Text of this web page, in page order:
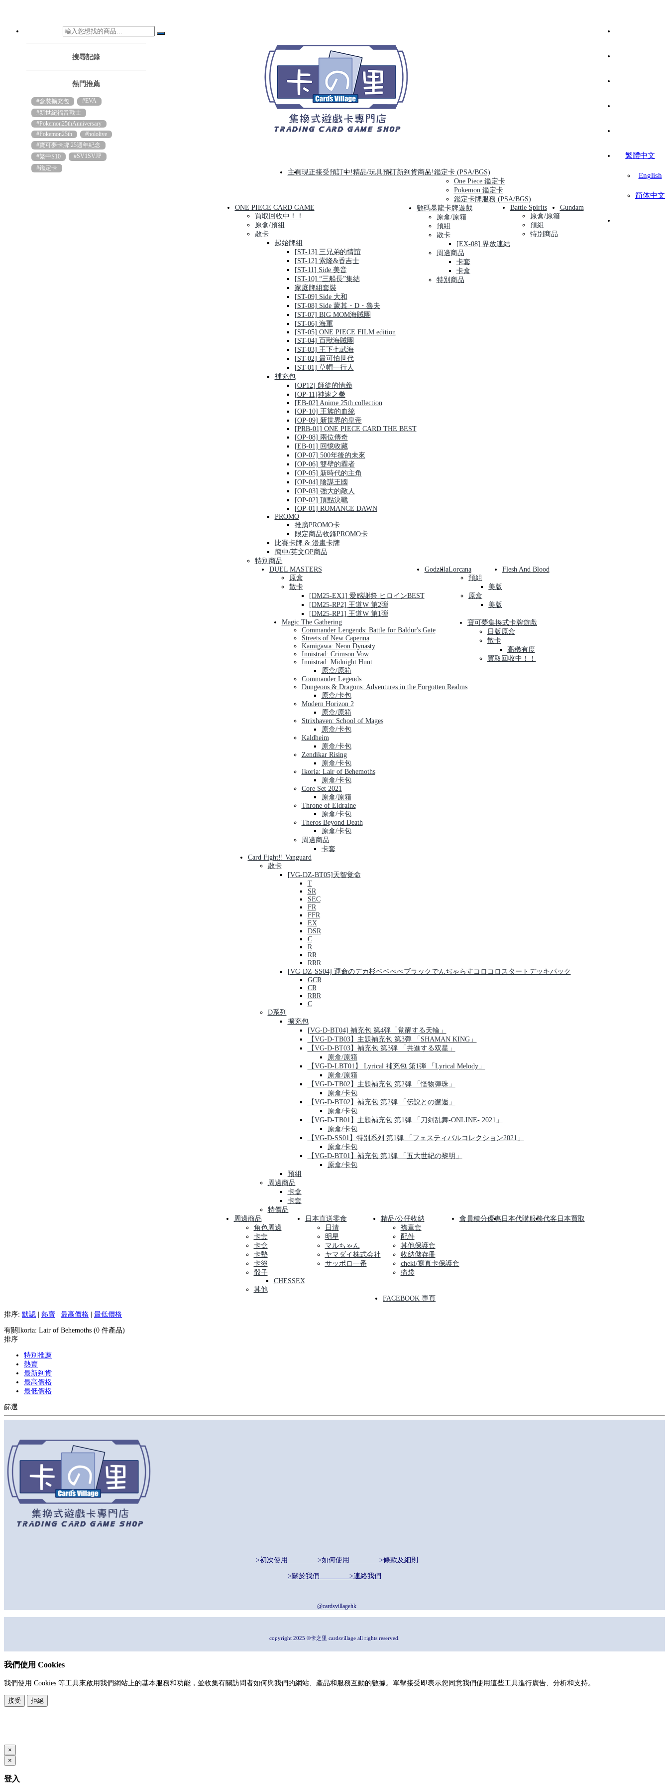
搜尋記錄
熱門推薦
#盒裝擴充包
#EVA
#新世紀福音戰士
#Pokemon25thAnniversary
#Pokemon25th
#hololive
#寶可夢卡牌 25週年紀念
#繁中S10
#SV1SVJP
#鑑定卡
繁體中文
English
简体中文
主頁現正接受預訂中!精品/玩具預訂新到貨商品!鑑定卡 (PSA/BGS)
One Piece 鑑定卡
Pokemon 鑑定卡
鑑定卡牌服務 (PSA/BGS)
ONE PIECE CARD GAME
買取回收中！！
原盒/預組
散卡
起始牌組
[ST-13] 三兄弟的情誼
[ST-12] 索隆&香吉士
[ST-11] Side 美音
[ST-10] “三船長”集結
家庭牌組套裝
[ST-09] Side 大和
[ST-08] Side 蒙其・D・魯夫
[ST-07] BIG MOM海賊團
[ST-06] 海軍
[ST-05] ONE PIECE FILM edition
[ST-04] 百獸海賊團
[ST-03] 王下七武海
[ST-02] 最可怕世代
[ST-01] 草帽一行人
補充包
[OP12] 師徒的情義
[OP-11]神速之拳
[EB-02] Anime 25th collection
[OP-10] 王族的血統
[OP-09] 新世界的皇帝
[PRB-01] ONE PIECE CARD THE BEST
[OP-08] 兩位傳奇
[EB-01] 回憶收藏
[OP-07] 500年後的未來
[OP-06] 雙壁的霸者
[OP-05] 新時代的主角
[OP-04] 陰謀王國
[OP-03] 強大的敵人
[OP-02] 頂點決戰
[OP-01] ROMANCE DAWN
PROMO
推廣PROMO卡
限定商品收錄PROMO卡
比賽卡牌 & 漫畫卡牌
簡中/英文OP商品
特別商品
數碼暴龍卡牌遊戲
原盒/原箱
預組
散卡
[EX-08] 界放連結
周邊商品
卡套
卡盒
特別商品
Battle Spirits
原盒/原箱
預組
特別商品
Gundam
DUEL MASTERS
原盒
散卡
[DM25-EX1] 愛感謝祭 ヒロインBEST
[DM25-RP2] 王道W 第2弾
[DM25-RP1] 王道W 第1弾
GodzillaLorcana
預組
美版
原盒
美版
Flesh And Blood
Magic The Gathering
Commander Lengends: Battle for Baldur's Gate
Streets of New Capenna
Kamigawa: Neon Dynasty
Innistrad: Crimson Vow
Innistrad: Midnight Hunt
原盒/原箱
Commander Legends
Dungeons & Dragons: Adventures in the Forgotten Realms
原盒/卡包
Modern Horizon 2
原盒/原箱
Strixhaven: School of Mages
原盒/卡包
Kaldheim
原盒/卡包
Zendikar Rising
原盒/卡包
Ikoria: Lair of Behemoths
原盒/卡包
Core Set 2021
原盒/原箱
Throne of Eldraine
原盒/卡包
Theros Beyond Death
原盒/卡包
周邊商品
卡套
寶可夢集換式卡牌遊戲
日版原盒
散卡
高稀有度
買取回收中！！
Card Fight!! Vanguard
散卡
[VG-DZ-BT05]天智覚命
T
SR
SEC
FR
FFR
EX
DSR
C
R
RR
RRR
[VG-DZ-SS04] 運命のデカ杉ベベべべブラックでんぢゃらすコロコロスタートデッキパック
GCR
CR
RRR
C
D系列
擴充包
[VG-D-BT04] 補充包 第4弾「覚醒する天輪」
【VG-D-TB03】主題補充包 第3彈 「SHAMAN KING」
【VG-D-BT03】補充包 第3弾 「共進する双星」
原盒/原箱
【VG-D-LBT01】 Lyrical 補充包 第1弾 「Lyrical Melody」
原盒/原箱
【VG-D-TB02】主題補充包 第2弾 「怪物彈珠」
原盒/卡包
【VG-D-BT02】補充包 第2弾 「伝説との邂逅」
原盒/卡包
【VG-D-TB01】主題補充包 第1弾 「刀剣乱舞-ONLINE- 2021」
原盒/卡包
【VG-D-SS01】特別系列 第1弾 「フェスティバルコレクション2021」
原盒/卡包
【VG-D-BT01】補充包 第1弾 「五大世紀の黎明」
原盒/卡包
預組
周邊商品
卡盒
卡套
特價品
周邊商品
角色周邊
卡套
卡盒
卡墊
卡簿
骰子
CHESSEX
其他
日本直送零食
日清
明星
マルちゃん
ヤマダイ株式会社
サッポロ一番
精品/公仔收納
襟章套
配件
其他保護套
收納儲存冊
cheki/寫真卡保護套
痛袋
會員積分優惠日本代購服務代客日本買取
FACEBOOK 專頁
排序: 默認 熱賣 最高價格 最低價格
有關Ikoria: Lair of Behemoths (0 件產品)
排序
特別推薦
熱賣
最新到貨
最高價格
最低價格
篩選
>初次使用 >如何使用 >條款及細則
>關於我們 >連絡我們
@cardsvillagehk
copyright 2025 ©卡之里 cardsvillage all rights reserved.
我們使用 Cookies
我們使用 Cookies 等工具來啟用我們網站上的基本服務和功能，並收集有關訪問者如何與我們的網站、產品和服務互動的數據。單擊接受即表示您同意我們使用這些工具進行廣告、分析和支持。
接受 拒絕
×
×
登入